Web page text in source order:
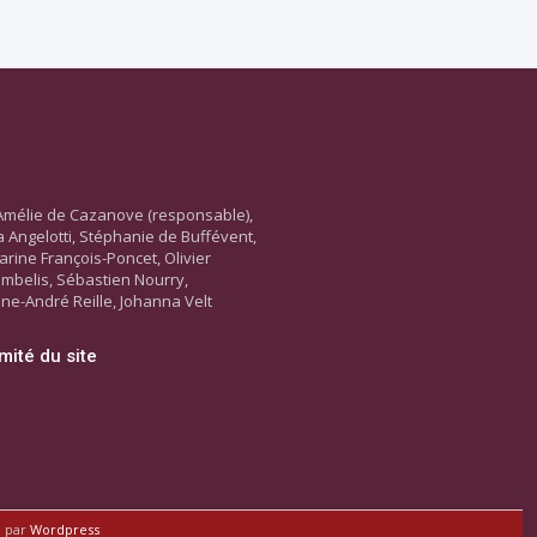
de Cazanove (responsable),
Angelotti, Stéphanie de Buffévent,
François-Poncet, Olivier
Sébastien Nourry,
André Reille, Johanna Velt
du site
par Wordpress